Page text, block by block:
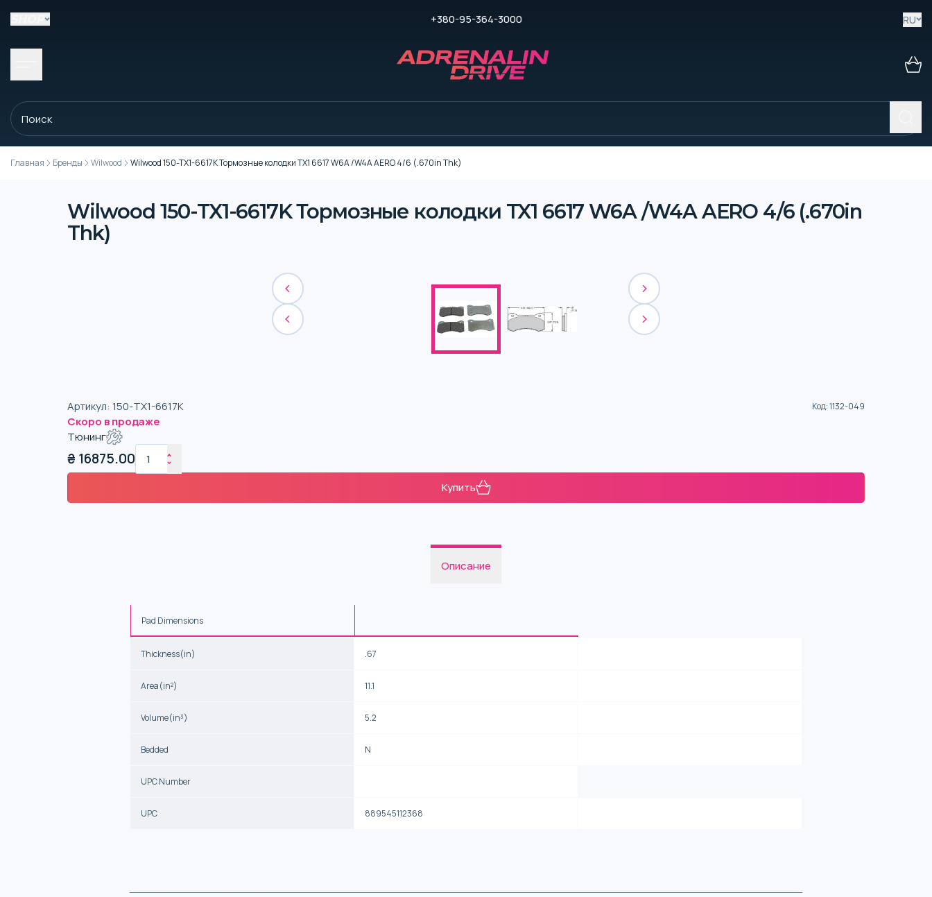
+380-95-364-3000 RU
Главная Бренды Wilwood Wilwood 150-TX1-6617K Тормозные колодки TX1 6617 W6A /W4A AERO 4/6 (.670in Thk)
Wilwood 150-TX1-6617K Тормозные колодки TX1 6617 W6A /W4A AERO 4/6 (.670in
Thk)
Артикул: 150-TX1-6617K Код:1132-049
Скоро в продаже
Тюнинг
₴ 16875.00
Купить
Описание
Pad Dimensions
Thickness(in) .67
Area(in²) 11.1
Volume(in³) 5.2
Bedded N
UPC Number
UPC 889545112368